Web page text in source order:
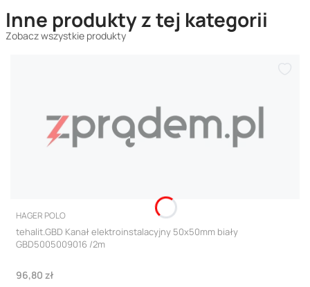
Inne produkty z tej kategorii
Zobacz wszystkie produkty
PRODUCENT
HAGER POLO
tehalit.GBD Kanał elektroinstalacyjny 50x50mm biały
GBD5005009016 /2m
Cena
96,80 zł